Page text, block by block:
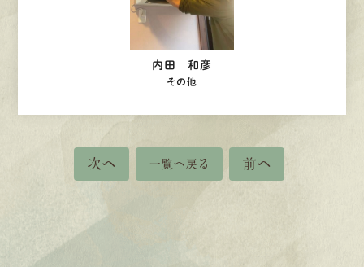
内田 和彦
その他
次へ 一覧へ戻る 前へ